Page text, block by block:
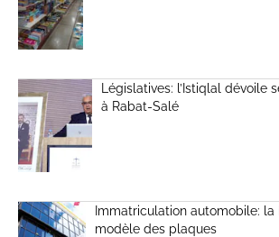
Législatives: l’Istiqlal dévoile
à Rabat-Salé
Immatriculation automobile: la
modèle des plaques